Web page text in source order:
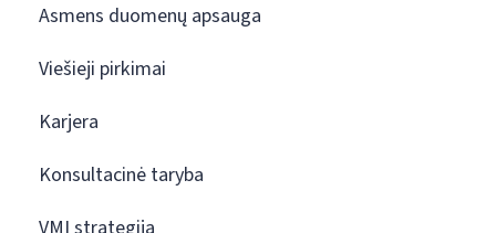
Asmens duomenų apsauga
Viešieji pirkimai
Karjera
Konsultacinė taryba
VMI strategija